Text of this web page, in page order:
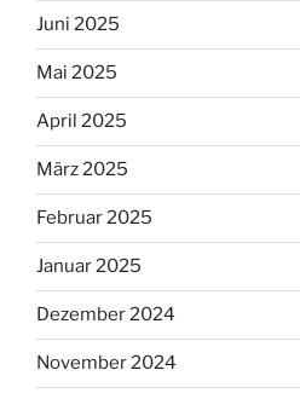
Juni 2025
Mai 2025
April 2025
März 2025
Februar 2025
Januar 2025
Dezember 2024
November 2024